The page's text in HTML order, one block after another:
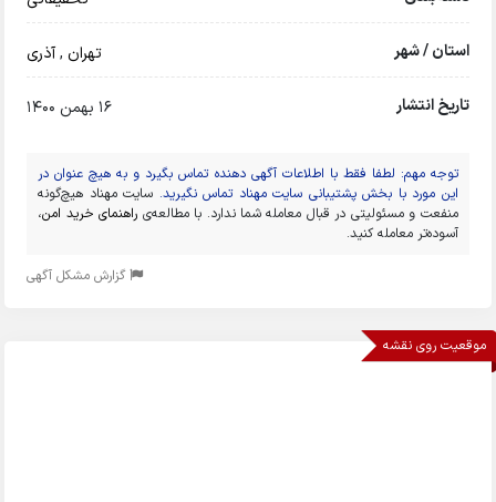
استان / شهر تهران,آذری
تاریخ انتشار 16 بهمن 1400
توجه مهم: لطفا فقط با اطلاعات آگهی دهنده تماس بگیرد و به هیچ عنوان در
این مورد با بخش پشتیبانی سایت مهناد تماس نگیرید. سایت مهناد هیچ‌گونه
منفعت و مسئولیتی در قبال معامله شما ندارد. با مطالعه‌ی راهنمای خرید امن،
آسوده‌تر معامله کنید.
گزارش مشکل آگهی
موقعیت روی نقشه